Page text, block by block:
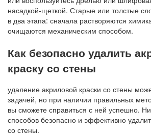
насадкой-щеткой. Старые или толстые
в два этапа: сначала растворяются
очищаются механическим способом.
Как безопасно удалить
краску со стены
удаление акриловой краски со стены
задачей, но при наличии правильных
вы сможете справиться с ней успешно.
способов безопасно и эффективно
со стены.